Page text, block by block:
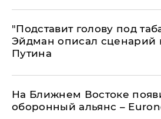
​"Подставит голову под
Эйдман описал сценарий
Путина
На Ближнем Востоке
оборонный альянс –